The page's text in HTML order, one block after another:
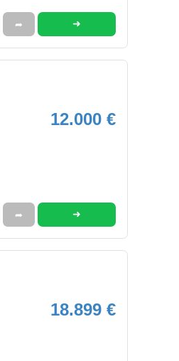
➦ ➜
12.000 €
➦ ➜
18.899 €